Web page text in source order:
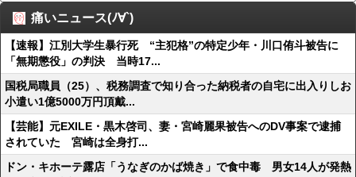
痛いニュース(ﾉ∀`)
【速報】江別大学生暴行死 “主犯格”の特定少年・川口侑斗被告に
「無期懲役」の判決 当時17...
国税局職員（25）、税務調査で知り合った納税者の自宅に出入りしお
小遣い1億5000万円頂戴...
【芸能】元EXILE・黒木啓司、妻・宮崎麗果被告へのDV事案で逮捕
されていた 宮崎は全身打...
ドン・キホーテ露店「うなぎのかば焼き」で食中毒 男女14人が発熱